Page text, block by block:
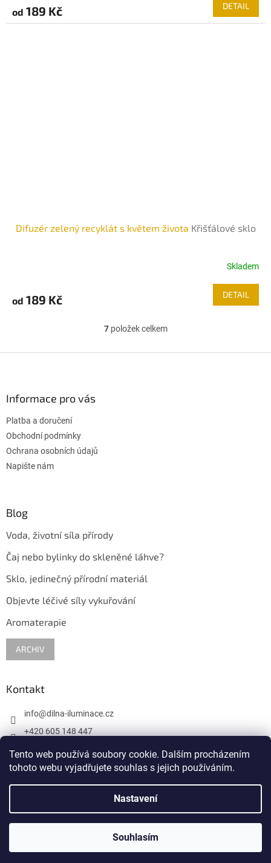
Tento web používá soubory cookie. Dalším procházením
tohoto webu vyjadřujete souhlas s jejich používáním.
Nastavení
Souhlasím
od 189 Kč DETAIL
Difuzér zelený recyklát s květem života Křišťálové sklo
Skladem
od 189 Kč DETAIL
O
l
7položek celkem
Informace pro vás
Platba a doručení
Obchodní podmínky
Ochrana osobních údajů
Napište nám
Blog
Voda, životní síla přírody
Čaj nebo bylinky do skleněné láhve?
Sklo, jedinečný přírodní materiál
Objevte léčivé síly vykuřování
Aromaterapie
ARCHIV
Kontakt
info@dilna-iluminace.cz
+420 605 148 447
krasa.skla
Vytvořil Shoptet
Dilna iluminace. Všechna práva vyhrazena.